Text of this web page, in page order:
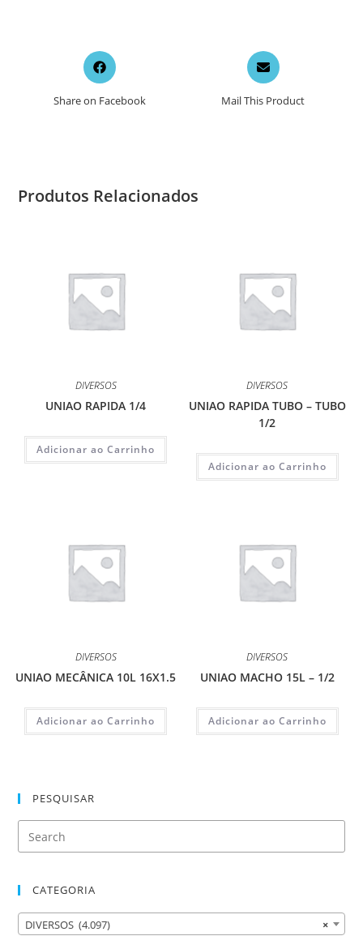
Opens
in
new
Share on Facebook
Opens
in
a
new
Mail This Product
Produtos Relacionados
DIVERSOS
UNIAO RAPIDA 1/4
Adicionar ao Carrinho
DIVERSOS
UNIAO RAPIDA TUBO – TUBO
1/2
Adicionar ao Carrinho
DIVERSOS
UNIAO MECÂNICA 10L 16X1.5
Adicionar ao Carrinho
DIVERSOS
UNIAO MACHO 15L – 1/2
Adicionar ao Carrinho
PESQUISAR
CATEGORIA
×
DIVERSOS (4.097)